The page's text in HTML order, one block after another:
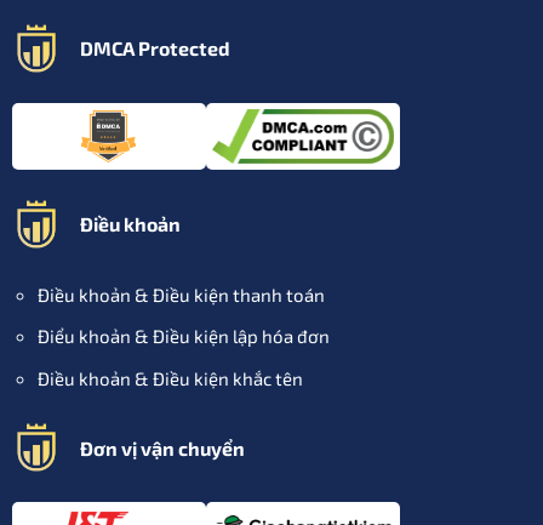
DMCA Protected
Điều khoản
Điều khoản & Điều kiện thanh toán
Điểu khoản & Điều kiện lập hóa đơn
Điều khoản & Điều kiện khắc tên
Đơn vị vận chuyển